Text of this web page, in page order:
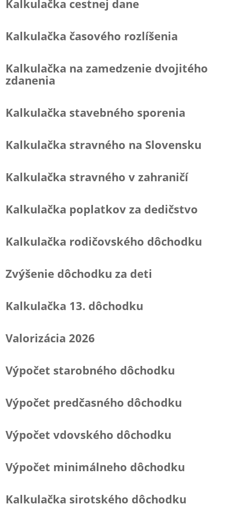
Kalkulačka cestnej dane
Kalkulačka časového rozlíšenia
Kalkulačka na zamedzenie dvojitého
zdanenia
Kalkulačka stavebného sporenia
Kalkulačka stravného na Slovensku
Kalkulačka stravného v zahraničí
Kalkulačka poplatkov za dedičstvo
Kalkulačka rodičovského dôchodku
Zvýšenie dôchodku za deti
Kalkulačka 13. dôchodku
Valorizácia 2026
Výpočet starobného dôchodku
Výpočet predčasného dôchodku
Výpočet vdovského dôchodku
Výpočet minimálneho dôchodku
Kalkulačka sirotského dôchodku